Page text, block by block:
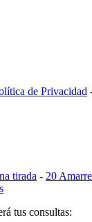
de Privacidad
tirada - 20
tus consultas: